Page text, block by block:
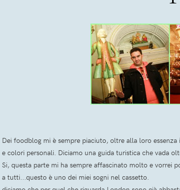
Dei foodblog mi è sempre piaciuto, oltre alla loro
e colori personali. Diciamo una guida turistica che vada
Si, questa parte mi ha sempre affascinato molto e vorrei
a tutti...questo è uno dei miei sogni nel cassetto.